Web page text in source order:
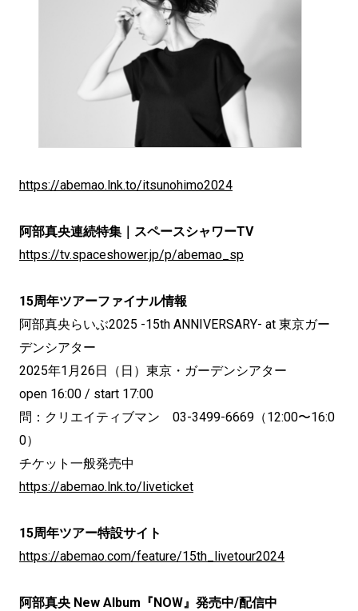
https://abemao.lnk.to/itsunohimo2024
阿部真央連続特集｜スペースシャワーTV
https://tv.spaceshower.jp/p/abemao_sp
15周年ツアーファイナル情報
阿部真央らいぶ2025 -15th ANNIVERSARY- at 東京ガー
デンシアター
2025年1月26日（日）東京・ガーデンシアター
open 16:00 / start 17:00
問：クリエイティブマン 03-3499-6669（12:00〜16:0
0）
チケット一般発売中
https://abemao.lnk.to/liveticket
15周年ツアー特設サイト
https://abemao.com/feature/15th_livetour2024
阿部真央 New Album『NOW』発売中/配信中